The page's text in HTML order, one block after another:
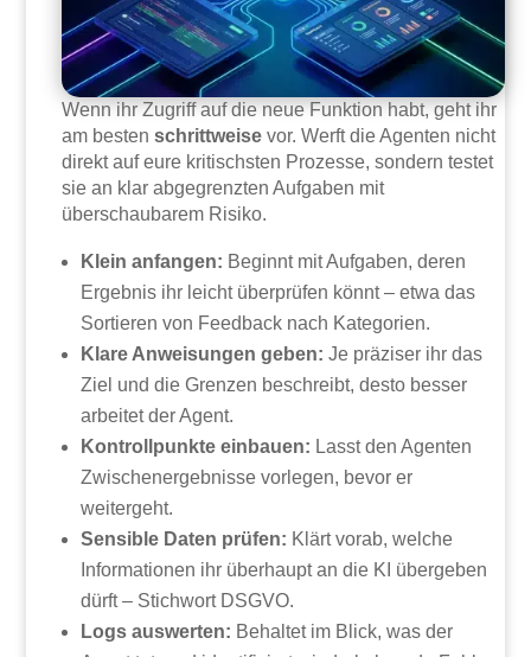
Wenn ihr Zugriff auf die neue Funktion habt, geht ihr
am bestenschrittweise vor. Werft die Agenten nicht
direkt auf eure kritischsten Prozesse, sondern testet
sie an klar abgegrenzten Aufgaben mit
überschaubarem Risiko.
Klein anfangen: Beginnt mit Aufgaben, deren
Ergebnis ihr leicht überprüfen könnt – etwa das
Sortieren von Feedback nach Kategorien.
Klare Anweisungen geben: Je präziser ihr das
Ziel und die Grenzen beschreibt, desto besser
arbeitet der Agent.
Kontrollpunkte einbauen: Lasst den Agenten
Zwischenergebnisse vorlegen, bevor er
weitergeht.
Sensible Daten prüfen: Klärt vorab, welche
Informationen ihr überhaupt an die KI übergeben
dürft – Stichwort DSGVO.
Logs auswerten: Behaltet im Blick, was der